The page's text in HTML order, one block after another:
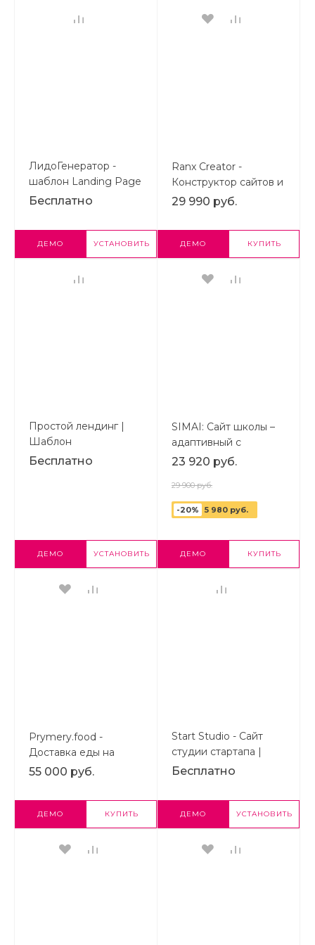
ЛидоГенератор -
шаблон Landing Page
| Готовый лендинг на
Бесплатно
ДЕМО УСТАНОВИТЬ
Ranx Creator -
Конструктор сайтов и
посадочных страниц с
и онлайн-оплатой |
Готовый Landing Page
на Битрикс
29 990 руб.
ДЕМО КУПИТЬ
Простой лендинг |
Шаблон
одностраничного
Бесплатно
ДЕМО УСТАНОВИТЬ
SIMAI: Сайт школы –
адаптивный с
версией для
Шаблон сайта
лендинга на Bitrix
23 920 руб.
29 900 руб.
-20% 5 980 руб.
ДЕМО КУПИТЬ
Prymery.food -
Доставка еды на
редакции Старт |
1С-Битрикс
55 000 руб.
ДЕМО КУПИТЬ
Start Studio - Сайт
студии стартапа |
Готовый Landing Page
Бесплатно
ДЕМО УСТАНОВИТЬ